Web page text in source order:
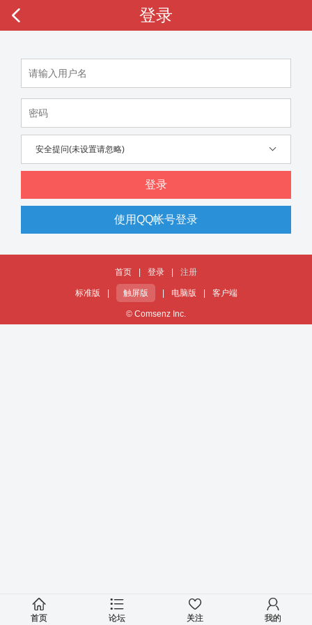
登录
安全提问(未设置请忽略)
登录
使用QQ帐号登录
首页 登录 注册
标准版 触屏版 电脑版 客户端
© Comsenz Inc.
首页 论坛 关注 我的